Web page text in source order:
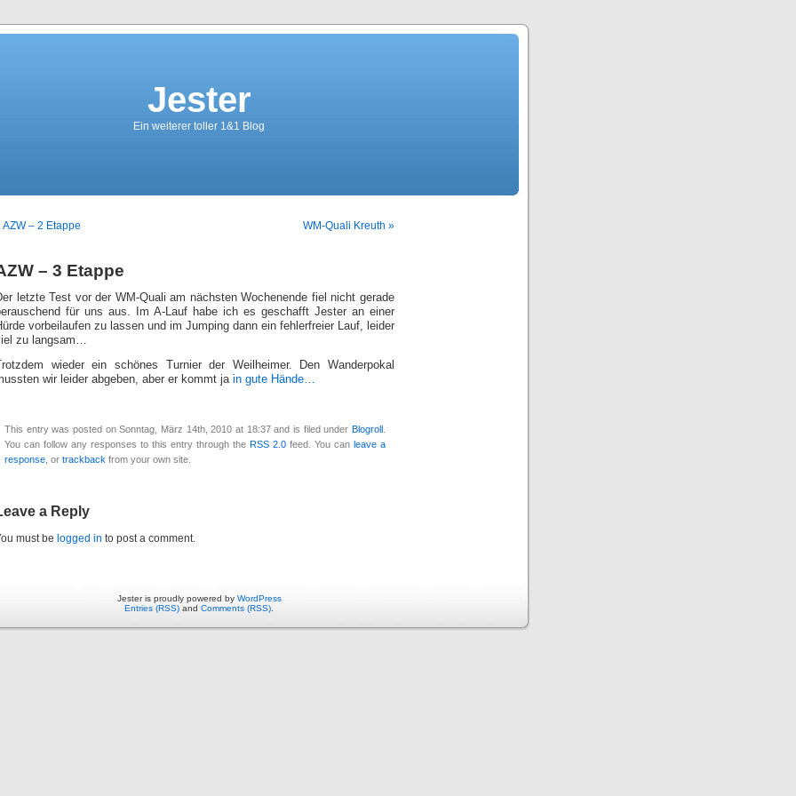
Jester
Ein weiterer toller 1&1 Blog
AZW – 2 Etappe WM-Quali Kreuth »
– 3 Etappe
letzte Test vor der WM-Quali am nächsten Wochenende fiel nicht gerade
für uns aus. Im A-Lauf habe ich es geschafft Jester an einer
vorbeilaufen zu lassen und im Jumping dann ein fehlerfreier Lauf, leider
zu langsam…
wieder ein schönes Turnier der Weilheimer. Den Wanderpokal
wir leider abgeben, aber er kommt ja in gute Hände…
This entry was posted on Sonntag, März 14th, 2010 at 18:37 and is filed under Blogroll
You can follow any responses to this entry through the RSS 2.0 feed. You can leave a
response , or trackback from your own site.
a Reply
must be logged in to post a comment.
Jester is proudly powered by WordPress
Entries (RSS) and Comments (RSS)